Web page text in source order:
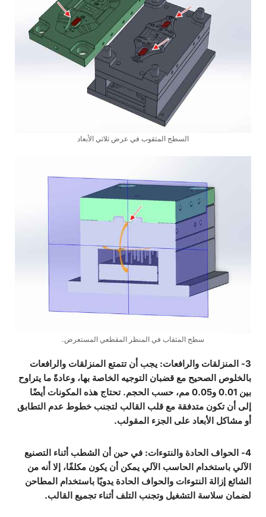
السطح المثقوب في عرض ثلاثي الأبعاد
سطح المثقاب في المنظر المقطعي المستعرض.
3- المنزلقات والرافعات: يجب أن تتمتع المنزلقات والرافعات
بالخلوص الصحيح مع قضبان التوجيه الخاصة بها، وعادةً ما يتراوح
بين 0.01 و0.05 مم، حسب الحجم. تحتاج هذه المكونات أيضًا
إلى أن تكون متدفقة مع قلب القالب لتجنب خطوط عدم التطابق
أو مشاكل الأبعاد على الجزء المقولب.
4- الحواف الحادة والنتوءات
: في حين أن الشطب أثناء التصنيع
الآلي باستخدام الحاسب الآلي يمكن أن يكون مكلفًا، إلا أنه من
الشائع إزالة النتوءات والحواف الحادة يدويًا باستخدام المطاحن
لضمان سلاسة التشغيل وتجنب التلف أثناء تجميع القالب.